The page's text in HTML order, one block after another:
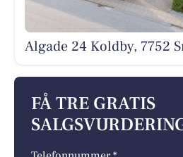
Algade 24 Koldby, 7752
FÅ TRE GRATIS